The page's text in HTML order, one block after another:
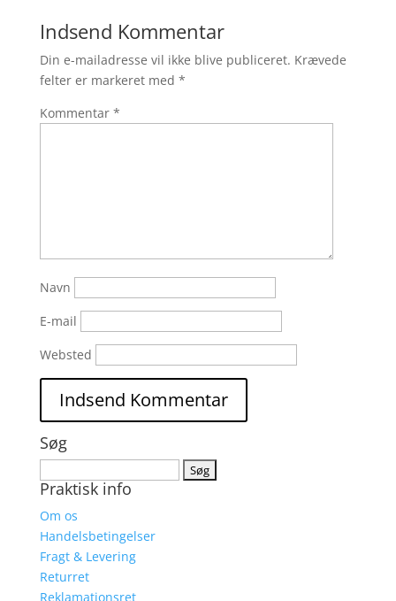
Indsend Kommentar
Din e-mailadresse vil ikke blive publiceret. Krævede
felter er markeret med *
Kommentar *
Navn
E-mail
Websted
Søg
efter:
Praktisk info
Om os
Handelsbetingelser
Fragt & Levering
Returret
Reklamationsret